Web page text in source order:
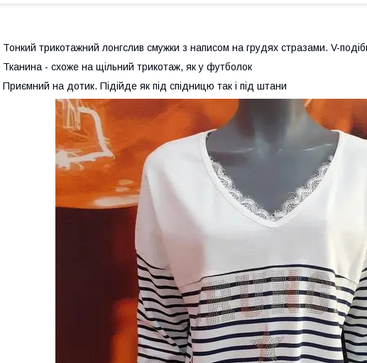
Тонкий трикотажний лонгслив смужки з написом на грудях стразами. V-
Тканина - схоже на щільний трикотаж, як у футболок
Приємний на дотик. Підійде як під спідницю так і під штани